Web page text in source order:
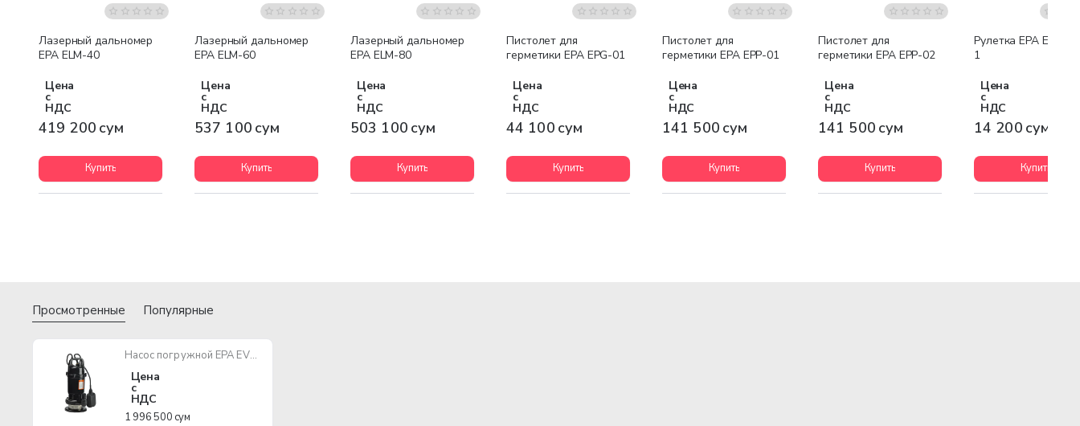
Лазерный дальномер
EPA ELM-40
Цена
с
НДС
419 200 сум
Купить
Лазерный дальномер
EPA ELM-60
Цена
с
НДС
537 100 сум
Купить
Лазерный дальномер
EPA ELM-80
Цена
с
НДС
503 100 сум
Купить
Пистолет для
герметики EPA EPG-01
Цена
с
НДС
44 100 сум
Купить
Пистолет для
герметики EPA EPP-01
Цена
с
НДС
141 500 сум
Купить
Пистолет для
герметики EPA EPP-02
Цена
с
НДС
141 500 сум
Купить
Рулетка EPA ERM-
1
Цена
с
НДС
14 200 сум
Купить
Просмотренные Популярные
Насос погружной EPA EVN-P40-7-1100-3
Цена
с
НДС
1 996 500 сум